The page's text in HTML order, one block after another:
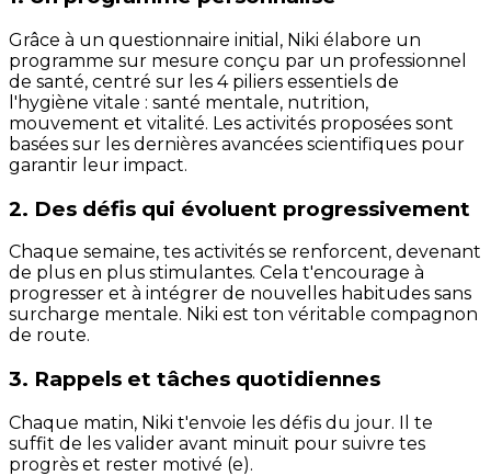
Grâce à un questionnaire initial, Niki élabore un
programme sur mesure conçu par un professionnel
de santé, centré sur les 4 piliers essentiels de
l'hygiène vitale : santé mentale, nutrition,
mouvement et vitalité. Les activités proposées sont
basées sur les dernières avancées scientifiques pour
garantir leur impact.
2. Des défis qui évoluent progressivement
Chaque semaine, tes activités se renforcent, devenant
de plus en plus stimulantes. Cela t'encourage à
progresser et à intégrer de nouvelles habitudes sans
surcharge mentale. Niki est ton véritable compagnon
de route.
3. Rappels et tâches quotidiennes
Chaque matin, Niki t'envoie les défis du jour. Il te
suffit de les valider avant minuit pour suivre tes
progrès et rester motivé (e).